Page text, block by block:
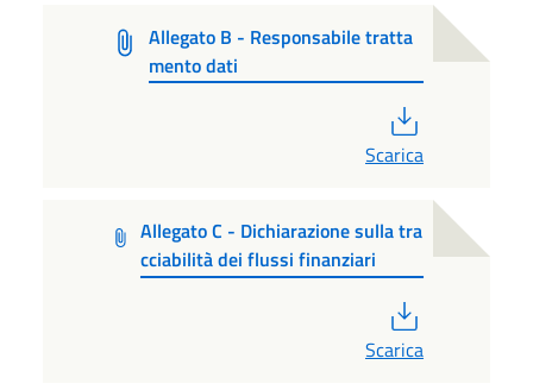
Allegato B - Responsabile tratta
mento dati
Scarica
Allegato C - Dichiarazione sulla tra
cciabilità dei flussi finanziari
Scarica